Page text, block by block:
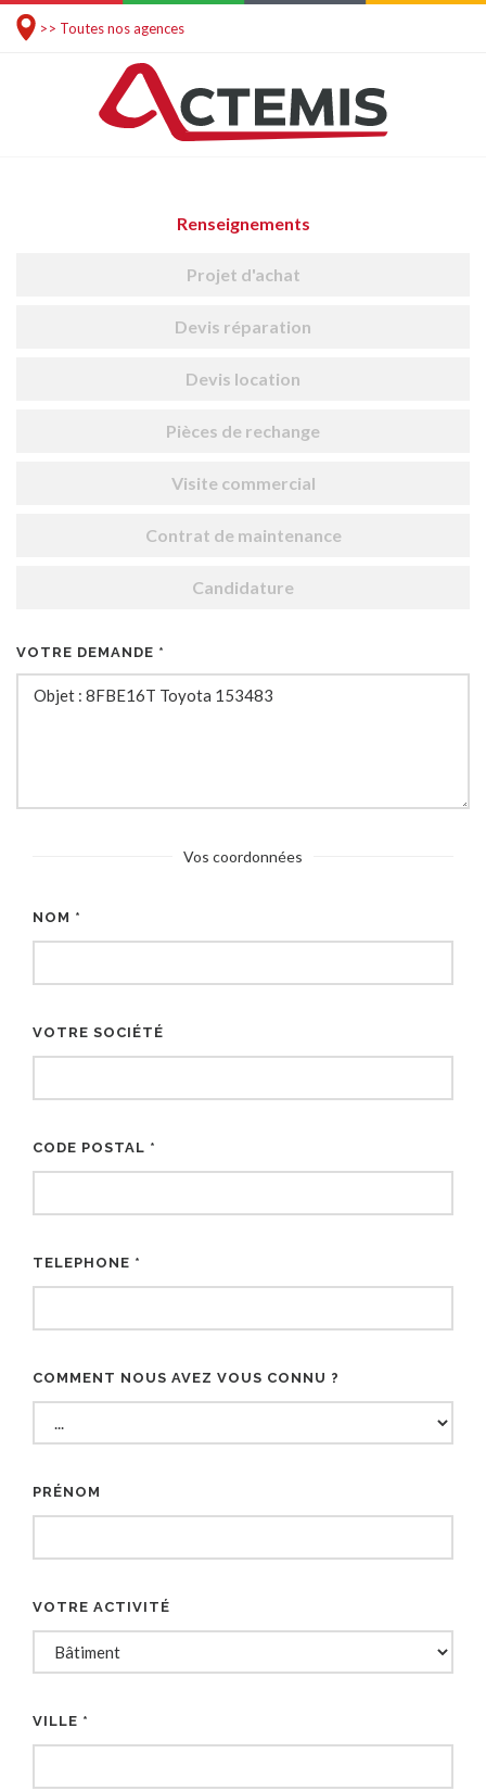
>> Toutes nos agences
Renseignements
Projet d'achat
Devis réparation
Devis location
Pièces de rechange
Visite commercial
Contrat de maintenance
Candidature
VOTRE DEMANDE *
Vos coordonnées
NOM *
VOTRE SOCIÉTÉ
CODE POSTAL *
TELEPHONE *
COMMENT NOUS AVEZ VOUS CONNU ?
PRÉNOM
VOTRE ACTIVITÉ
VILLE *